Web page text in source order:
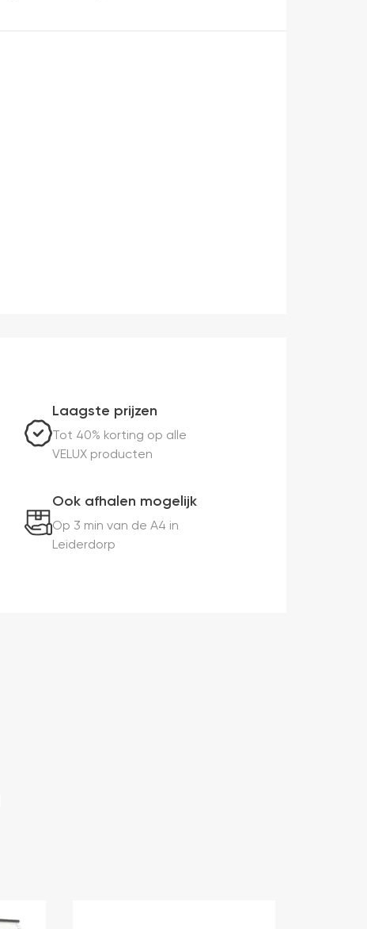
Laagste prijzen
Tot 40% korting op alle
VELUX producten
Ook afhalen mogelijk
Op 3 min van de A4 in
Leiderdorp